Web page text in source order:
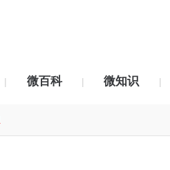
| 微百科 | 微知识 |